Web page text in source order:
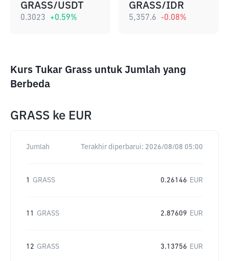
GRASS/USDT
0.3023 +0.59%
GRASS/IDR
5,357.6 -0.08%
Kurs Tukar Grass untuk Jumlah yang
Berbeda
GRASS ke EUR
Jumlah Terakhir diperbarui: 2026/08/08 05:00
1 GRASS 0.26146 EUR
11 GRASS 2.87609 EUR
12 GRASS 3.13756 EUR